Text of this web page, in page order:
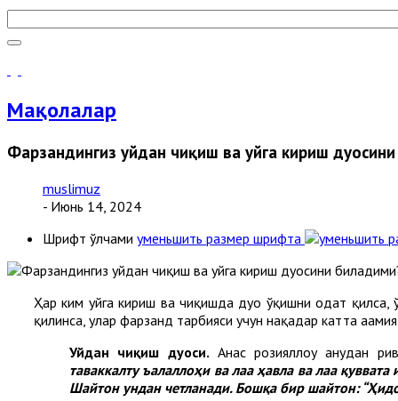
Мақолалар
Фарзандингиз уйдан чиқиш ва уйга кириш
muslimuz
- Июнь 14, 2024
Шрифт ўлчами уменьшить размер шрифта
Ҳар ким уйга кириш ва чиқишда дуо ўқишни одат қилса,
қилинса, улар фарзанд тарбияси учун нақадар катта
Уйдан чиқиш дуоси. Анас розияллоҳу анҳудан
таваккалту ъалаллоҳи ва лаа ҳавла ва лаа
Шайтон ундан четланади. Бош­қа бир шайтон: